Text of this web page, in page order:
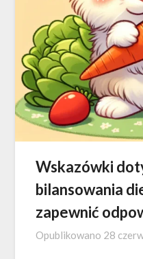
Wskazówki
bilansowania
zapewnić
Opublikowano 28